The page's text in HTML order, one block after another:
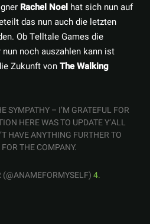
Rachel Noel hat sich nun auf
das nun auch die letzten
Ob Telltale Games die
noch auszahlen kann ist
Zukunft vonThe Walking
SYMPATHY – I’M GRATEFUL FOR
HERE WAS TO UPDATE Y’ALL
HAVE ANYTHING FURTHER TO
THE COMPANY.
(@ANAMEFORMYSELF)4.